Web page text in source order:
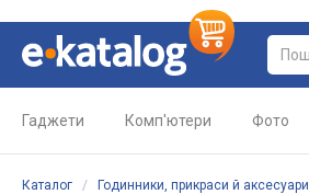
Гаджети Комп'ютери Фото
Каталог / Годинники, прикраси й аксесуари